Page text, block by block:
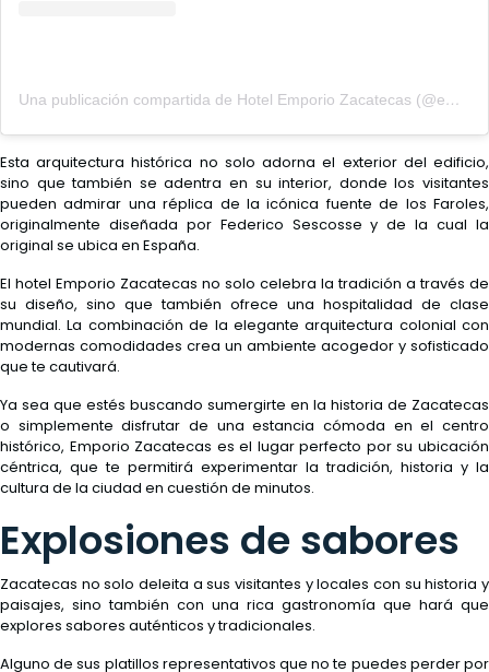
Una publicación compartida de Hotel Emporio Zacatecas (@emporio_zacatecas)
Esta arquitectura histórica no solo adorna el exterior del edificio,
sino que también se adentra en su interior, donde los visitantes
pueden admirar una réplica de la icónica fuente de los Faroles,
originalmente diseñada por Federico Sescosse y de la cual la
original se ubica en España.
El hotel Emporio Zacatecas no solo celebra la tradición a través de
su diseño, sino que también ofrece una hospitalidad de clase
mundial. La combinación de la elegante arquitectura colonial con
modernas comodidades crea un ambiente acogedor y sofisticado
que te cautivará.
Ya sea que estés buscando sumergirte en la historia de Zacatecas
o simplemente disfrutar de una estancia cómoda en el centro
histórico, Emporio Zacatecas es el lugar perfecto por su ubicación
céntrica, que te permitirá experimentar la tradición, historia y la
cultura de la ciudad en cuestión de minutos.
Explosiones de sabores
Zacatecas no solo deleita a sus visitantes y locales con su historia y
paisajes, sino también con una rica gastronomía que hará que
explores sabores auténticos y tradicionales.
Alguno de sus platillos representativos que no te puedes perder por